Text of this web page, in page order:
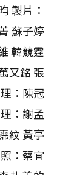
製片：
蘇子婷
韓競霆
又銘 張
：陳冠
：謝孟
紋 黃亭
：蔡宜